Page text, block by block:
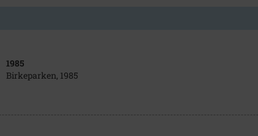
1985
Birkeparken, 1985